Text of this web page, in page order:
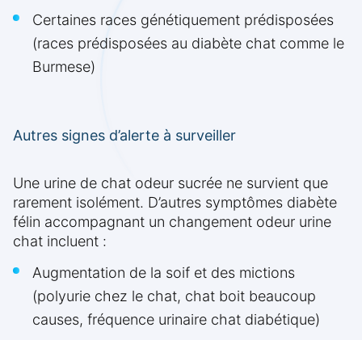
Certaines races génétiquement prédisposées
(races prédisposées au diabète chat comme le
Burmese)
Autres signes d’alerte à surveiller
Une urine de chat odeur sucrée ne survient que
rarement isolément. D’autres symptômes diabète
félin accompagnant un changement odeur urine
chat incluent :
Augmentation de la soif et des mictions
(polyurie chez le chat, chat boit beaucoup
causes, fréquence urinaire chat diabétique)